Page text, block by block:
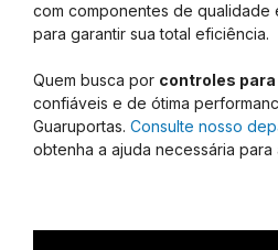
com componentes de qualidade
para garantir sua total eficiência.
Quem busca por controles
confiáveis e de ótima
Guaruportas. Consulte nosso
obtenha a ajuda necessária para